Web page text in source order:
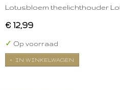
Lotusbloem theelichthouder
€ 12,99
✓ Op voorraad
IN WINKELWAGEN